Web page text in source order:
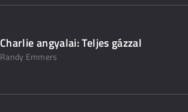
Charlie angyalai: Teljes gázzal
Randy Emmers